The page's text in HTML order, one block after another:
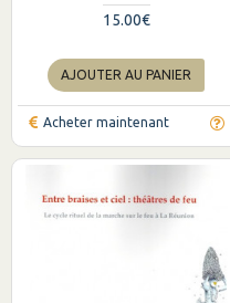
15.00€
AJOUTER AU PANIER
Acheter maintenant